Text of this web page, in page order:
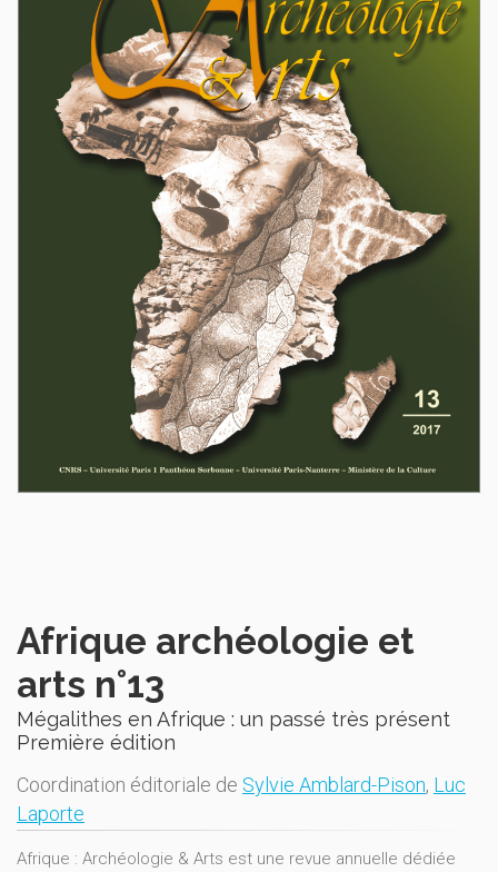
Afrique archéologie et
arts n°13
Mégalithes en Afrique : un passé très présent
Première édition
Coordination éditoriale de Sylvie Amblard-Pison, Luc
Laporte
Afrique : Archéologie & Arts est une revue annuelle dédiée